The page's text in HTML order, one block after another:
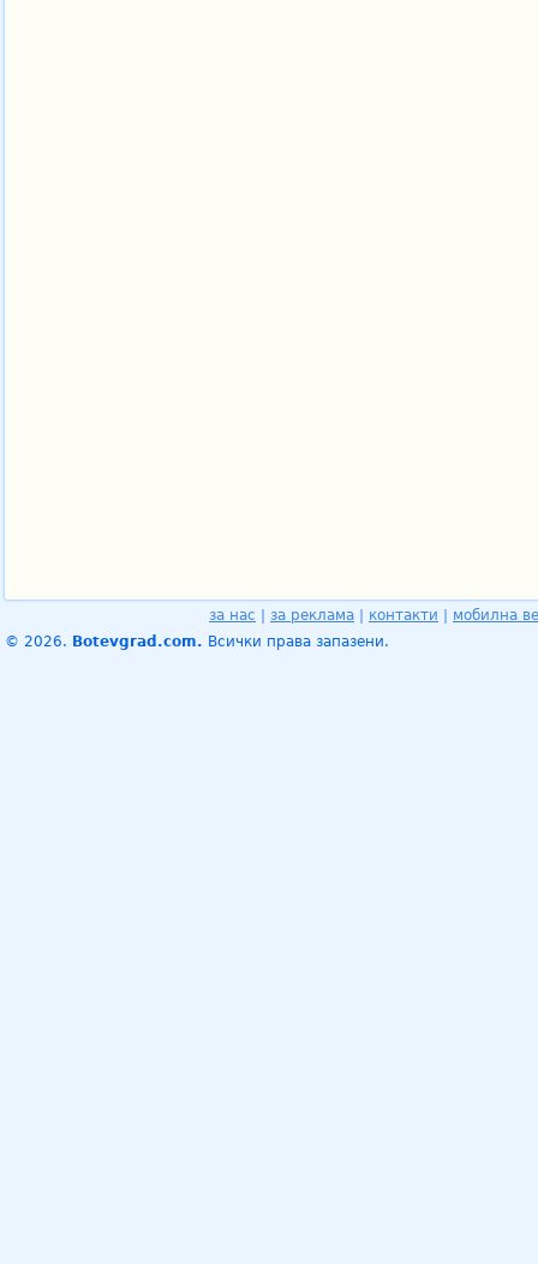
за нас за реклама контакти
мобилна
© 2026. Botevgrad.com. Всички права запазени.